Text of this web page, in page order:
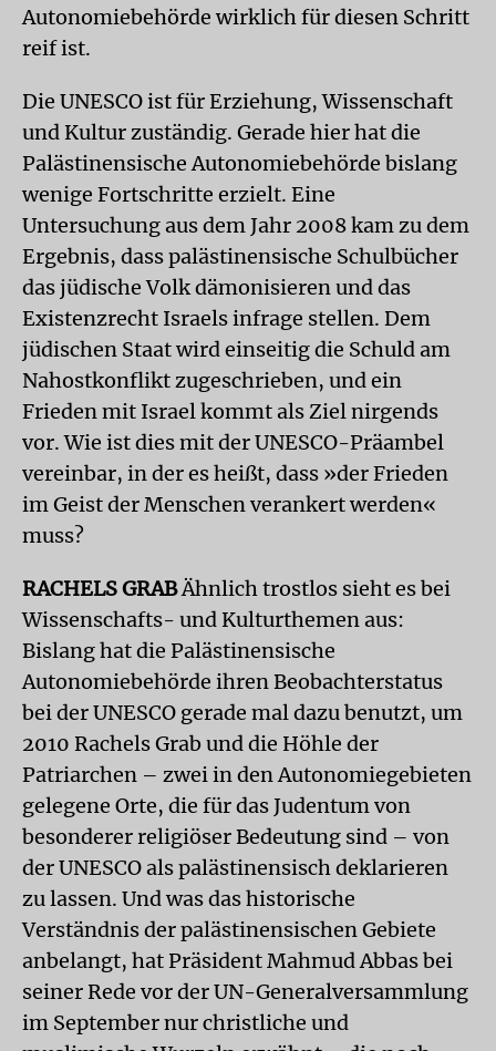
Autonomiebehörde wirklich für diesen Schritt
reif ist.
Die UNESCO ist für Erziehung, Wissenschaft
und Kultur zuständig. Gerade hier hat die
Palästinensische Autonomiebehörde bislang
wenige Fortschritte erzielt. Eine
Untersuchung aus dem Jahr 2008 kam zu dem
Ergebnis, dass palästinensische Schulbücher
das jüdische Volk dämonisieren und das
Existenzrecht Israels infrage stellen. Dem
jüdischen Staat wird einseitig die Schuld am
Nahostkonflikt zugeschrieben, und ein
Frieden mit Israel kommt als Ziel nirgends
vor. Wie ist dies mit der UNESCO-Präambel
vereinbar, in der es heißt, dass »der Frieden
im Geist der Menschen verankert werden«
muss?
RACHELS GRABÄhnlich trostlos sieht es bei
Wissenschafts- und Kulturthemen aus:
Bislang hat die Palästinensische
Autonomiebehörde ihren Beobachterstatus
bei der UNESCO gerade mal dazu benutzt, um
2010 Rachels Grab und die Höhle der
Patriarchen – zwei in den Autonomiegebieten
gelegene Orte, die für das Judentum von
besonderer religiöser Bedeutung sind – von
der UNESCO als palästinensisch deklarieren
zu lassen. Und was das historische
Verständnis der palästinensischen Gebiete
anbelangt, hat Präsident Mahmud Abbas bei
seiner Rede vor der UN-Generalversammlung
im September nur christliche und